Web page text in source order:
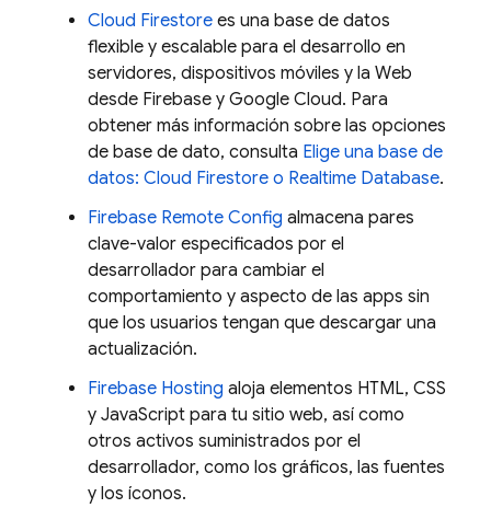
Cloud Firestore es una base de datos
flexible y escalable para el desarrollo en
servidores, dispositivos móviles y la Web
desde Firebase y Google Cloud. Para
obtener más información sobre las opciones
de base de dato, consulta Elige una base de
datos: Cloud Firestore o Realtime Database.
Firebase Remote Config almacena pares
clave-valor especificados por el
desarrollador para cambiar el
comportamiento y aspecto de las apps sin
que los usuarios tengan que descargar una
actualización.
Firebase Hosting aloja elementos HTML, CSS
y JavaScript para tu sitio web, así como
otros activos suministrados por el
desarrollador, como los gráficos, las fuentes
y los íconos.